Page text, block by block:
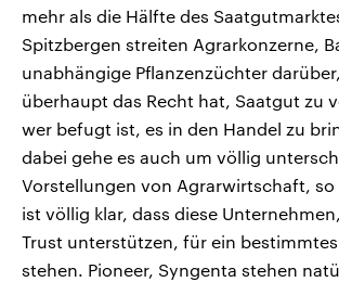
mehr als die Hälfte des
Spitzbergen streiten Agrarkonzerne,
unabhängige Pflanzenzüchter
überhaupt das Recht hat, Saatgut zu
wer befugt ist, es in den Handel zu
dabei gehe es auch um völlig
Vorstellungen von Agrarwirtschaft, so
ist völlig klar, dass diese
Trust unterstützen, für ein
stehen. Pioneer, Syngenta stehen